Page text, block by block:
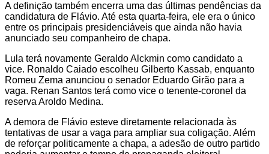
A definição também encerra uma das últimas pendências da
candidatura de Flávio. Até esta quarta-feira, ele era o único
entre os principais presidenciáveis que ainda não havia
anunciado seu companheiro de chapa.
Lula terá novamente Geraldo Alckmin como candidato a
vice. Ronaldo Caiado escolheu Gilberto Kassab, enquanto
Romeu Zema anunciou o senador Eduardo Girão para a
vaga. Renan Santos terá como vice o tenente-coronel da
reserva Aroldo Medina.
A demora de Flávio esteve diretamente relacionada às
tentativas de usar a vaga para ampliar sua coligação. Além
de reforçar politicamente a chapa, a adesão de outro partido